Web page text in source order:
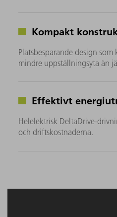
Kompakt
Platsbesparande design
mindre uppställningsyta än
Effektivt
Helelektrisk DeltaDrive-
och driftskostnaderna.